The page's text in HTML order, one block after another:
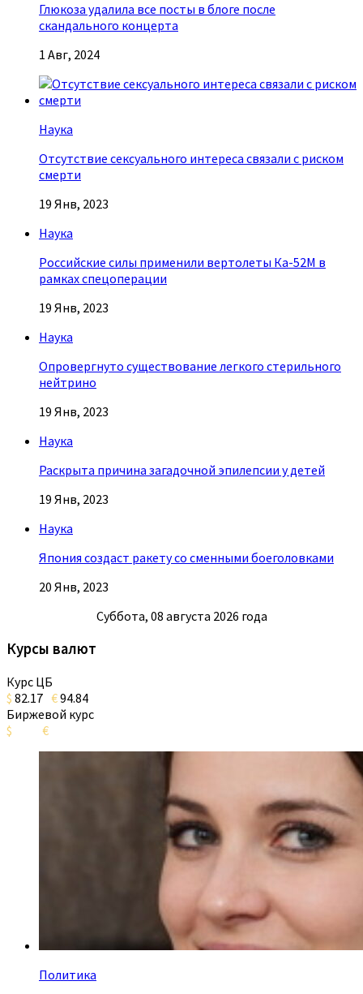
Глюкоза удалила все посты в блоге после
скандального концерта
1 Авг, 2024
Наука
Отсутствие сексуального интереса связали с риском
смерти
19 Янв, 2023
Наука
Российские силы применили вертолеты Ка-52М в
рамках спецоперации
19 Янв, 2023
Наука
Опровергнуто существование легкого стерильного
нейтрино
19 Янв, 2023
Наука
Раскрыта причина загадочной эпилепсии у детей
19 Янв, 2023
Наука
Япония создаст ракету со сменными боеголовками
20 Янв, 2023
Суббота, 08 августа 2026 года
Курсы валют
Курс ЦБ
$ 82.17 €94.84
Биржевой курс
$
€
Политика